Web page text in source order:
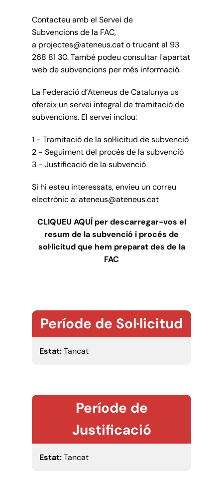
Contacteu amb el Servei de
Subvencions de la FAC,
a projectes@ateneus.cat o trucant al 93
268 81 30. També podeu consultar l'apartat
web de subvencions per més informació.
La Federació d’Ateneus de Catalunya us
ofereix un servei integral de tramitació de
subvencions. El servei inclou:
1 - Tramitació de la sol·licitud de subvenció
2 - Seguiment del procés de la subvenció
3 - Justificació de la subvenció
Si hi esteu interessats, envieu un correu
electrònic a: ateneus@ateneus.cat
CLIQUEU AQUÍ per descarregar-vos el
resum de la subvenció i procés de
sol·licitud que hem preparat des de la
FAC
Període de Sol·licitud
Estat:Tancat
Període de
Justificació
Estat:Tancat